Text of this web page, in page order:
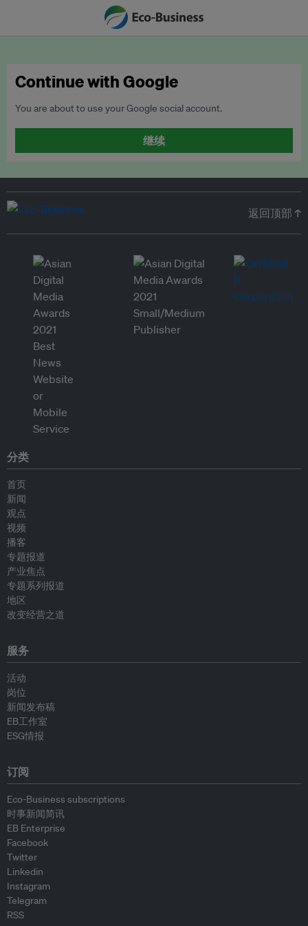
Continue with Google
You are about to use your Google social account.
继续
返回顶部 ↑
分类
首页
新闻
观点
视频
播客
专题报道
产业焦点
专题系列报道
地区
改变经营之道
服务
活动
岗位
新闻发布稿
EB工作室
ESG情报
订阅
Eco-Business subscriptions
时事新闻简讯
EB Enterprise
Facebook
Twitter
Linkedin
Instagram
Telegram
RSS